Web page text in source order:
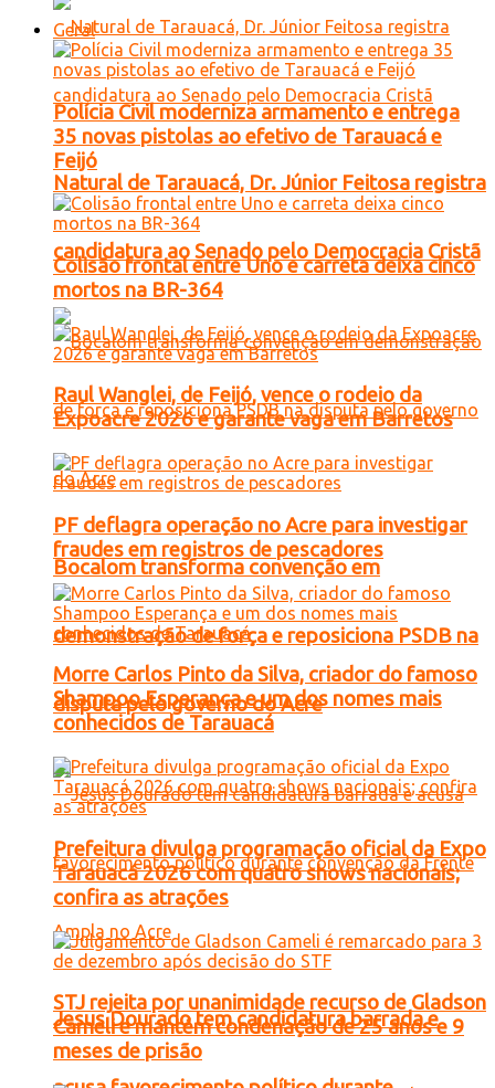
Natural de Tarauacá, Dr. Júnior Feitosa registra
candidatura ao Senado pelo Democracia Cristã
Bocalom transforma convenção em
demonstração de força e reposiciona PSDB na
disputa pelo governo do Acre
Jesus Dourado tem candidatura barrada e
Geral
Polícia Civil moderniza armamento e entrega
35 novas pistolas ao efetivo de Tarauacá e
Feijó
Colisão frontal entre Uno e carreta deixa cinco
mortos na BR-364
Raul Wanglei, de Feijó, vence o rodeio da
Expoacre 2026 e garante vaga em Barretos
PF deflagra operação no Acre para investigar
fraudes em registros de pescadores
Morre Carlos Pinto da Silva, criador do famoso
Shampoo Esperança e um dos nomes mais
conhecidos de Tarauacá
Prefeitura divulga programação oficial da Expo
Tarauacá 2026 com quatro shows nacionais;
confira as atrações
STJ rejeita por unanimidade recurso de Gladson
Cameli e mantém condenação de 25 anos e 9
meses de prisão